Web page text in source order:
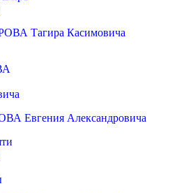
Тагира Касимовича
Евгения Александровича